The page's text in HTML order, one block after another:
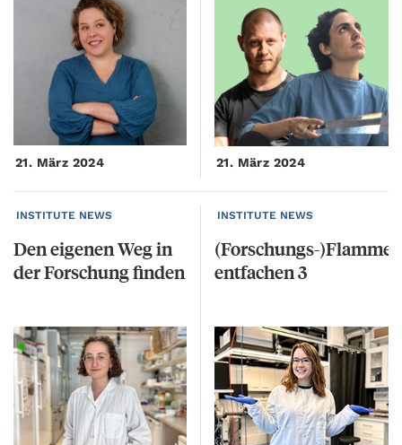
21. März 2024 21. März 2024
INSTITUTE NEWS
DeneigenenWegin
derForschungfinden
INSTITUTE NEWS
(Forschungs-)Flamme
entfachen3